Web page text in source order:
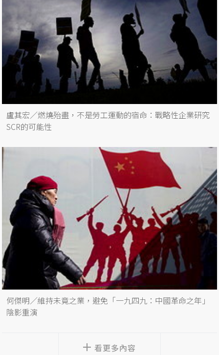
盧其宏／燃燒殆盡，不是勞工運動的宿命：戰略性企業研究
SCR的可能性
何傑明／維持未竟之業，避免「一九四九：中國革命之年」
陰影重演
看更多內容